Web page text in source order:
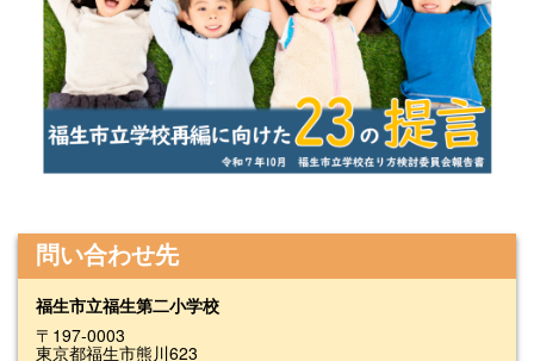
問い合わせ先
福生市立福生第二小学校
〒197-0003
東京都福生市熊川623